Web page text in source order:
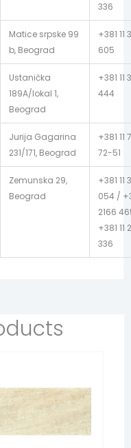
336
Matice srpske 99
b, Beograd
+381 11
605
Ustanička
189A/lokal 1,
Beograd
+381 11
444
Jurija Gagarina
231/171, Beograd
+381 11
72-51
Zemunska 29,
Beograd
+381 11
054 /
2166
+381 11
336